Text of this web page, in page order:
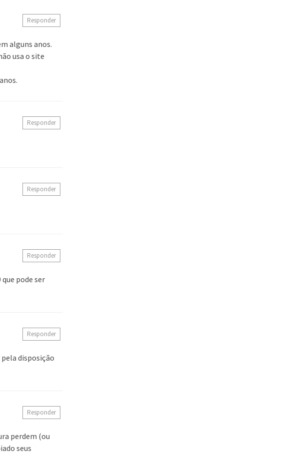
alguns anos.
usa o site
Responder
Responder
Responder
pode ser
Responder
disposição
Responder
perdem (ou
seus
Responder